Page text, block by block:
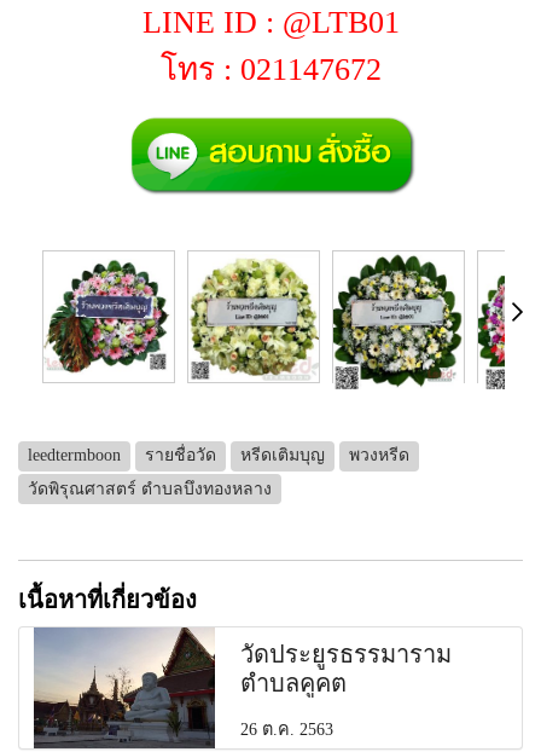
LINE ID : @LTB01
โทร : 021147672
leedtermboon รายชื่อวัด หรีดเติมบุญ
พวงหรีด
วัดพิรุณศาสตร์ ตำบลบึงทองหลาง
เนื้อหาที่เกี่ยวข้อง
วัดประยูรธรรมาราม
ตำบลคูคต
26 ต.ค. 2563